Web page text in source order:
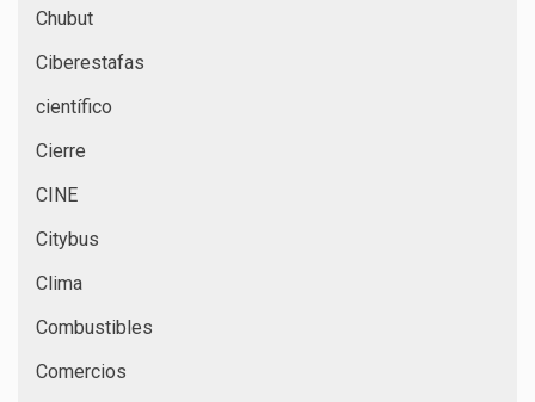
Chubut
Ciberestafas
científico
Cierre
CINE
Citybus
Clima
Combustibles
Comercios